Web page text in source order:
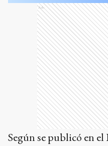
Ads
Según se publicó en